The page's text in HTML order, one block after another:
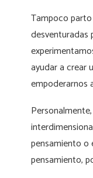
Tampoco
desventuradas
ayudar a crear
empoderarnos
pensamiento o
pensamiento,